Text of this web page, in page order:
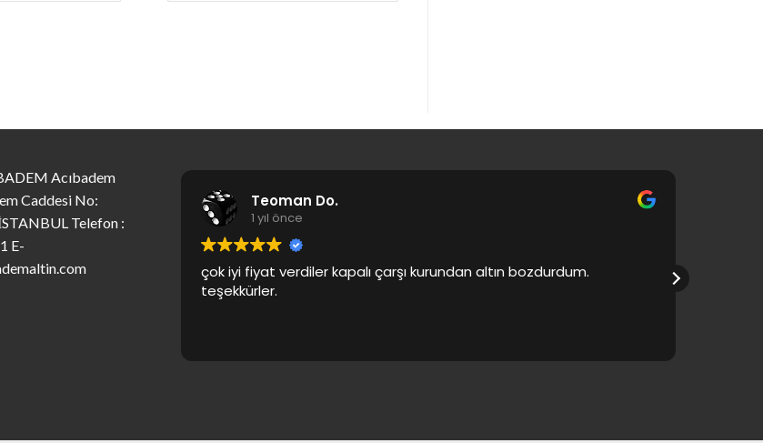
Acıbadem
Caddesi No:
Telefon :
E-
Teoman Do.
1 yıl önce
çok iyi fiyat verdiler kapalı çarşı kurundan altın bozdurdum.
teşekkürler.